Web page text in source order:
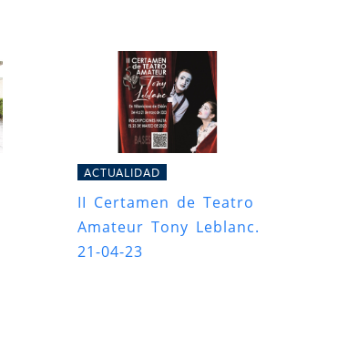
ACTUALIDAD
II Certamen de Teatro
Amateur Tony Leblanc.
21-04-23